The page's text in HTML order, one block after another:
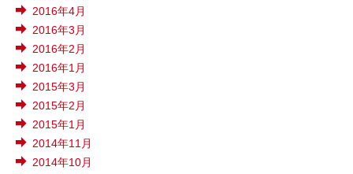
2016年4月
2016年3月
2016年2月
2016年1月
2015年3月
2015年2月
2015年1月
2014年11月
2014年10月